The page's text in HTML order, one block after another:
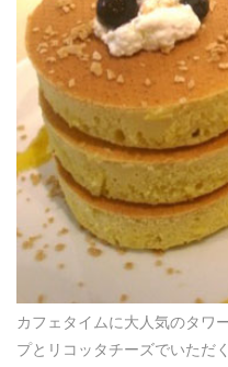
カフェタイムに大人気のタワ
プとリコッタチーズでいただ